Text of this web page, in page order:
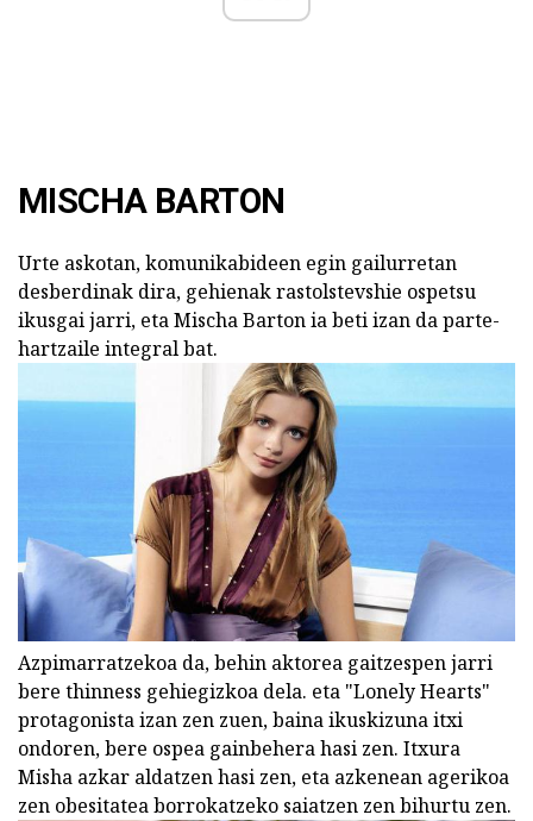
MISCHA BARTON
Urte askotan, komunikabideen egin gailurretan
desberdinak dira, gehienak rastolstevshie ospetsu
ikusgai jarri, eta Mischa Barton ia beti izan da parte-
hartzaile integral bat.
Azpimarratzekoa da, behin aktorea gaitzespen jarri
bere thinness gehiegizkoa dela. eta "Lonely Hearts"
protagonista izan zen zuen, baina ikuskizuna itxi
ondoren, bere ospea gainbehera hasi zen. Itxura
Misha azkar aldatzen hasi zen, eta azkenean agerikoa
zen obesitatea borrokatzeko saiatzen zen bihurtu zen.